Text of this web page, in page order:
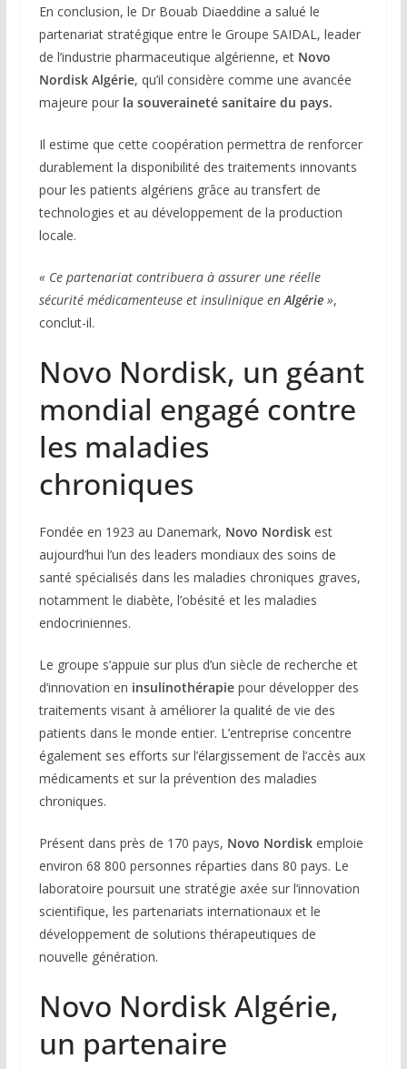
En conclusion, le Dr Bouab Diaeddine a salué le
partenariat stratégique entre le Groupe SAIDAL, leader
de l’industrie pharmaceutique algérienne, et Novo
Nordisk Algérie, qu’il considère comme une avancée
majeure pour la souveraineté sanitaire du pays.
Il estime que cette coopération permettra de renforcer
durablement la disponibilité des traitements innovants
pour les patients algériens grâce au transfert de
technologies et au développement de la production
locale.
« Ce partenariat contribuera à assurer une réelle
sécurité médicamenteuse et insulinique enAlgérie»,
conclut-il.
Novo Nordisk, un géant
mondial engagé contre
les maladies
chroniques
Fondée en 1923 au Danemark, Novo Nordiskest
aujourd’hui l’un des leaders mondiaux des soins de
santé spécialisés dans les maladies chroniques graves,
notamment le diabète, l’obésité et les maladies
endocriniennes.
Le groupe s’appuie sur plus d’un siècle de recherche et
d’innovation en insulinothérapiepour développer des
traitements visant à améliorer la qualité de vie des
patients dans le monde entier. L’entreprise concentre
également ses efforts sur l’élargissement de l’accès aux
médicaments et sur la prévention des maladies
chroniques.
Présent dans près de 170 pays, Novo Nordiskemploie
environ 68 800 personnes réparties dans 80 pays. Le
laboratoire poursuit une stratégie axée sur l’innovation
scientifique, les partenariats internationaux et le
développement de solutions thérapeutiques de
nouvelle génération.
Novo Nordisk Algérie,
un partenaire